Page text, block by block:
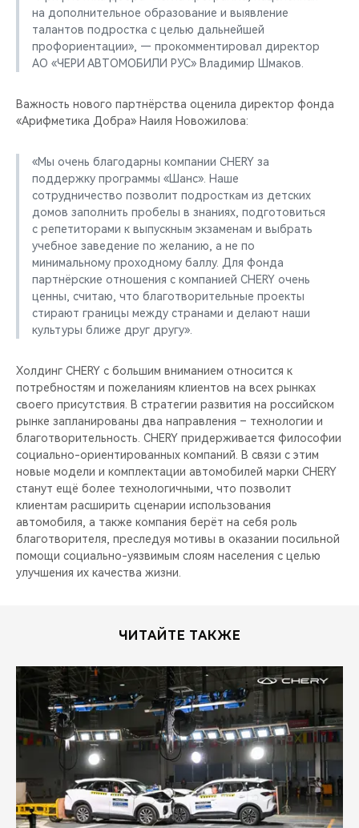
на дополнительное образование и выявление
талантов подростка с целью дальнейшей
профориентации», — прокомментировал директор
АО «ЧЕРИ АВТОМОБИЛИ РУС» Владимир Шмаков.
Важность нового партнёрства оценила директор фонда
«Арифметика Добра» Наиля Новожилова:
«Мы очень благодарны компании CHERY за
поддержку программы «Шанс». Наше
сотрудничество позволит подросткам из детских
домов заполнить пробелы в знаниях, подготовиться
с репетиторами к выпускным экзаменам и выбрать
учебное заведение по желанию, а не по
минимальному проходному баллу. Для фонда
партнёрские отношения с компанией CHERY очень
ценны, считаю, что благотворительные проекты
стирают границы между странами и делают наши
культуры ближе друг другу».
Холдинг CHERY с большим вниманием относится к
потребностям и пожеланиям клиентов на всех рынках
своего присутствия. В стратегии развития на российском
рынке запланированы два направления – технологии и
благотворительность. CHERY придерживается философии
социально-ориентированных компаний. В связи с этим
новые модели и комплектации автомобилей марки CHERY
станут ещё более технологичными, что позволит
клиентам расширить сценарии использования
автомобиля, а также компания берёт на себя роль
благотворителя, преследуя мотивы в оказании посильной
помощи социально-уязвимым слоям населения с целью
улучшения их качества жизни.
ЧИТАЙТЕ ТАКЖЕ